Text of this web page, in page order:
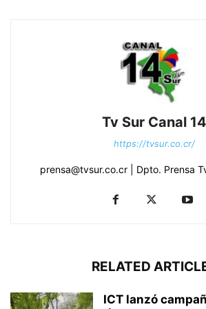
Tv Sur Canal 14
https://tvsur.co.cr/
prensa@tvsur.co.cr | Dpto. Prensa
RELATED
ICT lanzó